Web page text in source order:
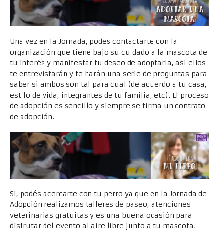
Una vez en la Jornada, podes contactarte con la
organización que tiene bajo su cuidado a la mascota de
tu interés y manifestar tu deseo de adoptarla, así ellos
te entrevistarán y te harán una serie de preguntas para
saber si ambos son tal para cual (de acuerdo a tu casa,
estilo de vida, integrantes de tu familia, etc). El proceso
de adopción es sencillo y siempre se firma un contrato
de adopción.
Si, podés acercarte con tu perro ya que en la Jornada de
Adopción realizamos talleres de paseo, atenciones
veterinarias gratuitas y es una buena ocasión para
disfrutar del evento al aire libre junto a tu mascota.